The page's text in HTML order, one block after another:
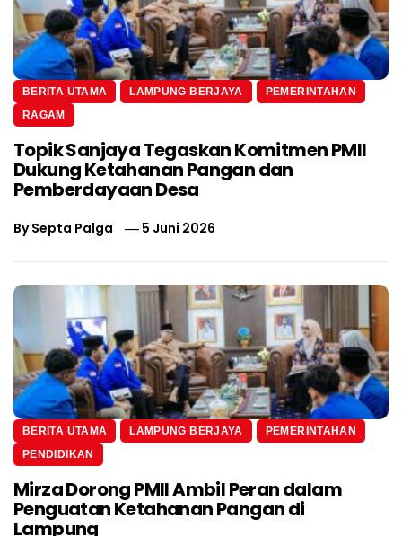
BERITA UTAMA LAMPUNG BERJAYA
PEMERINTAHAN
RAGAM
Topik Sanjaya Tegaskan Komitmen PMII
Dukung Ketahanan Pangan dan
Pemberdayaan Desa
BySepta Palga 5 Juni 2026
BERITA UTAMA LAMPUNG BERJAYA
PEMERINTAHAN
PENDIDIKAN
Mirza Dorong PMII Ambil Peran dalam
Penguatan Ketahanan Pangan di
Lampung